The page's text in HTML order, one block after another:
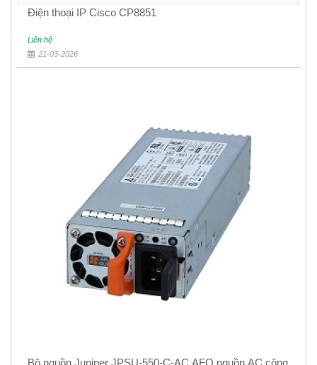
Điện thoại IP Cisco CP8851
Liên hệ
21-03-2026